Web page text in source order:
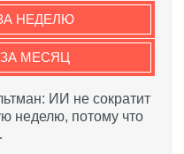
НЕДЕЛЮ
МЕСЯЦ
ИИ не сократит
неделю, потому что